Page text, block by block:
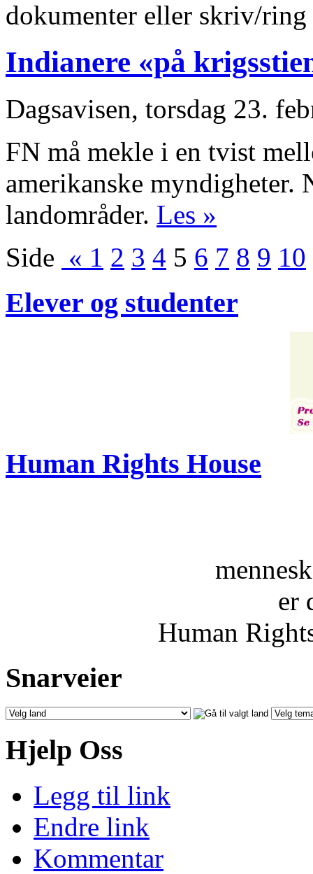
dokumenter eller skriv/
Indianere «på
Dagsavisen, torsdag 23.
FN må mekle i en tvist
amerikanske myndigheter.
landområder. Les »
Side « 1 2 3 4 5 6 7 8 9 10
Elever og studenter
Human Rights House
er
Human
Snarveier
Hjelp Oss
Legg til link
Endre link
Kommentar